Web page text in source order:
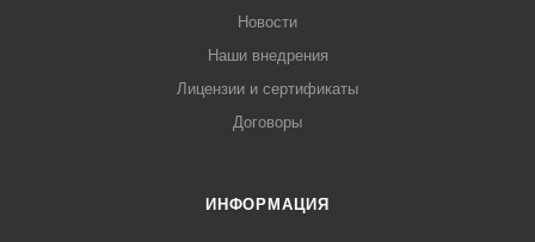
Новости
Наши внедрения
Лицензии и сертификаты
Договоры
ИНФОРМАЦИЯ